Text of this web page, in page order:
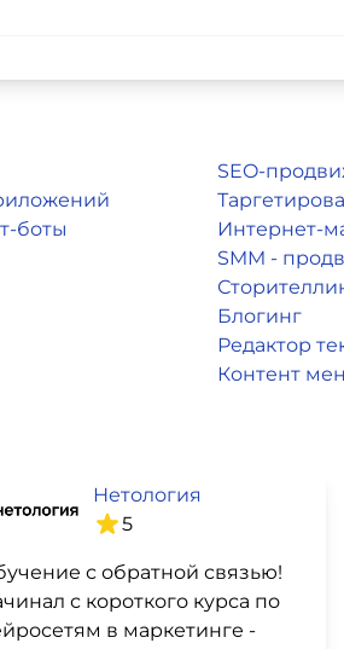
боты
SEO-
Интернет-
SMM -
Блогинг
Редактор
Контент
Нетология
5
с обратной связью!
с короткого курса по
в маркетинге -